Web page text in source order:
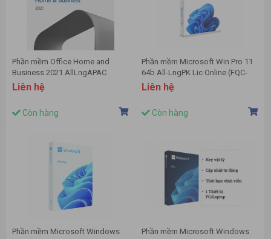
Phần mềm Office Home and
Business 2021 AllLngAPAC
Online T5D-03483
Liên hệ
Còn hàng
Phần mềm Microsoft Win Pro 11
64b All-LngPK Lic Online (FQC-
10572)
Liên hệ
Còn hàng
Phần mềm Microsoft Windows
Phần mềm Microsoft Windows